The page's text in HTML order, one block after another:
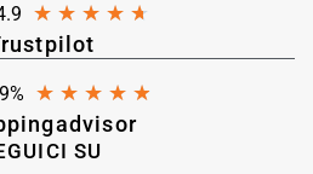
★ ★ ★ ★ ★
★ ★ ★ ★ ★
SU